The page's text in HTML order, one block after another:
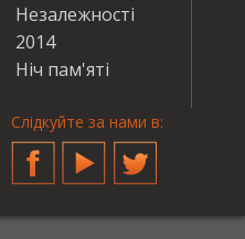
Незалежності
2014
Ніч пам'яті
Слідкуйте за нами в:
FacebookYouTubeTwitter